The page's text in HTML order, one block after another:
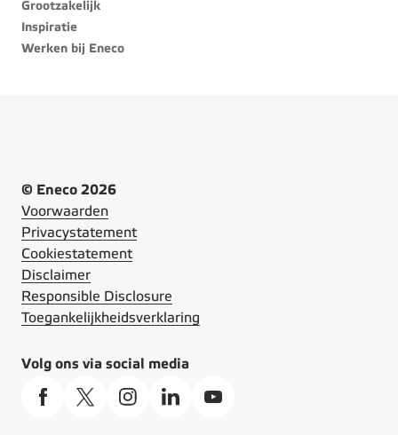
Grootzakelijk
Inspiratie
Werken bij Eneco
© Eneco 2026
Voorwaarden
Privacystatement
Cookiestatement
Disclaimer
Responsible Disclosure
Toegankelijkheidsverklaring
Volg ons via social media